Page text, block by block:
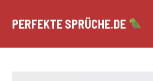
Inhalt
PERFEKTE SPRÜCHE.DE